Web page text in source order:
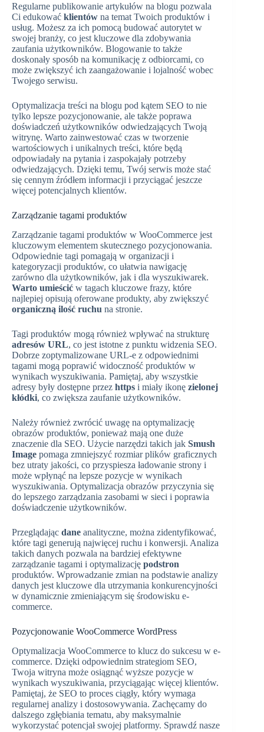
Regularne publikowanie artykułów na blogu pozwala
Ci edukować klientów na temat Twoich produktów i
usług. Możesz za ich pomocą budować autorytet w
swojej branży, co jest kluczowe dla zdobywania
zaufania użytkowników. Blogowanie to także
doskonały sposób na komunikację z odbiorcami, co
może zwiększyć ich zaangażowanie i lojalność wobec
Twojego serwisu.
Optymalizacja treści na blogu pod kątem SEO to nie
tylko lepsze pozycjonowanie, ale także poprawa
doświadczeń użytkowników odwiedzających Twoją
witrynę. Warto zainwestować czas w tworzenie
wartościowych i unikalnych treści, które będą
odpowiadały na pytania i zaspokajały potrzeby
odwiedzających. Dzięki temu, Twój serwis może stać
się cennym źródłem informacji i przyciągać jeszcze
więcej potencjalnych klientów.
Zarządzanie tagami produktów
Zarządzanie tagami produktów w WooCommerce jest
kluczowym elementem skutecznego pozycjonowania.
Odpowiednie tagi pomagają w organizacji i
kategoryzacji produktów, co ułatwia nawigację
zarówno dla użytkowników, jak i dla wyszukiwarek.
Warto umieścić w tagach kluczowe frazy, które
najlepiej opisują oferowane produkty, aby zwiększyć
organiczną ilość ruchu na stronie.
Tagi produktów mogą również wpływać na strukturę
adresów URL, co jest istotne z punktu widzenia SEO.
Dobrze zoptymalizowane URL-e z odpowiednimi
tagami mogą poprawić widoczność produktów w
wynikach wyszukiwania. Pamiętaj, aby wszystkie
adresy były dostępne przez https i miały ikonę zielonej
kłódki, co zwiększa zaufanie użytkowników.
Należy również zwrócić uwagę na optymalizację
obrazów produktów, ponieważ mają one duże
znaczenie dla SEO. Użycie narzędzi takich jak Smush
Image pomaga zmniejszyć rozmiar plików graficznych
bez utraty jakości, co przyspiesza ładowanie strony i
może wpłynąć na lepsze pozycje w wynikach
wyszukiwania. Optymalizacja obrazów przyczynia się
do lepszego zarządzania zasobami w sieci i poprawia
doświadczenie użytkowników.
Przeglądając dane analityczne, można zidentyfikować,
które tagi generują najwięcej ruchu i konwersji. Analiza
takich danych pozwala na bardziej efektywne
zarządzanie tagami i optymalizację podstron
produktów. Wprowadzanie zmian na podstawie analizy
danych jest kluczowe dla utrzymania konkurencyjności
w dynamicznie zmieniającym się środowisku e-
commerce.
Pozycjonowanie WooCommerce WordPress
Optymalizacja WooCommerce to klucz do sukcesu w e-
commerce. Dzięki odpowiednim strategiom SEO,
Twoja witryna może osiągnąć wyższe pozycje w
wynikach wyszukiwania, przyciągając więcej klientów.
Pamiętaj, że SEO to proces ciągły, który wymaga
regularnej analizy i dostosowywania. Zachęcamy do
dalszego zgłębiania tematu, aby maksymalnie
wykorzystać potencjał swojej platformy. Sprawdź nasze